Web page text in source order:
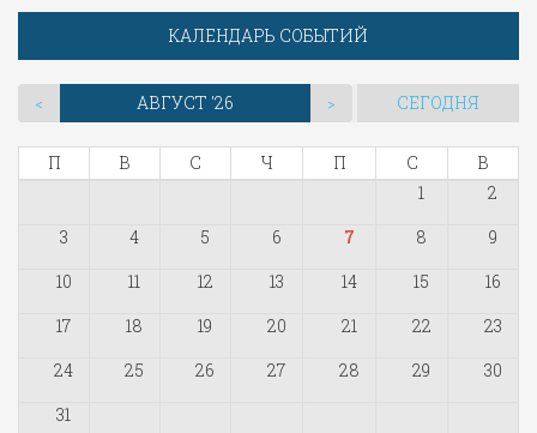
КАЛЕНДАРЬ СОБЫТИЙ
< АВГУСТ '26 > СЕГОДНЯ
П В С Ч П С
В
1
2
3
4 5 6 7 8
9
10
11 12 13 14 15
16
17
18 19 20 21 22
23
24
25 26 27 28 29
30
31